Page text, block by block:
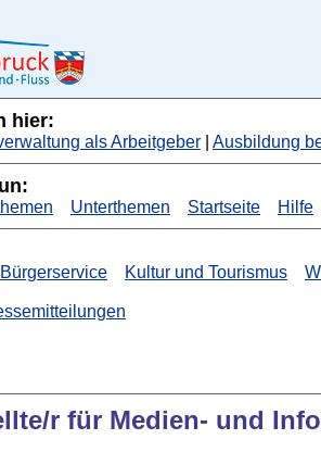
hier:
als Arbeitgeber Ausbildung
Unterthemen Startseite Hilfe
Bürgerservice Kultur und Tourismus
r für Medien- und